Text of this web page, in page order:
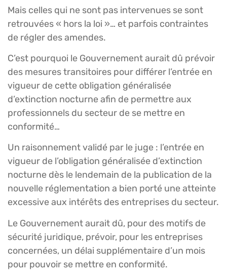
Mais celles qui ne sont pas intervenues se sont
retrouvées « hors la loi »… et parfois contraintes
de régler des amendes.
C’est pourquoi le Gouvernement aurait dû prévoir
des mesures transitoires pour différer l’entrée en
vigueur de cette obligation généralisée
d’extinction nocturne afin de permettre aux
professionnels du secteur de se mettre en
conformité…
Un raisonnement validé par le juge : l’entrée en
vigueur de l’obligation généralisée d’extinction
nocturne dès le lendemain de la publication de la
nouvelle réglementation a bien porté une atteinte
excessive aux intérêts des entreprises du secteur.
Le Gouvernement aurait dû, pour des motifs de
sécurité juridique, prévoir, pour les entreprises
concernées, un délai supplémentaire d’un mois
pour pouvoir se mettre en conformité.